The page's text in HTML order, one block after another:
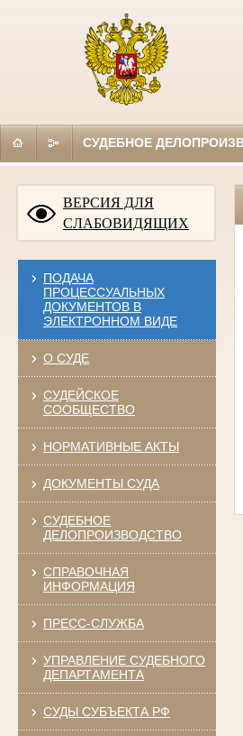
СУДЕБНОЕ
ВЕРСИЯ ДЛЯ
СЛАБОВИДЯЩИХ
ПОДАЧА
ПРОЦЕССУАЛЬНЫХ
ДОКУМЕНТОВ В
ЭЛЕКТРОННОМ ВИДЕ
О СУДЕ
СУДЕЙСКОЕ
СООБЩЕСТВО
НОРМАТИВНЫЕ АКТЫ
ДОКУМЕНТЫ СУДА
СУДЕБНОЕ
ДЕЛОПРОИЗВОДСТВО
СПРАВОЧНАЯ
ИНФОРМАЦИЯ
ПРЕСС-СЛУЖБА
УПРАВЛЕНИЕ СУДЕБНОГО
ДЕПАРТАМЕНТА
СУДЫ СУБЪЕКТА РФ